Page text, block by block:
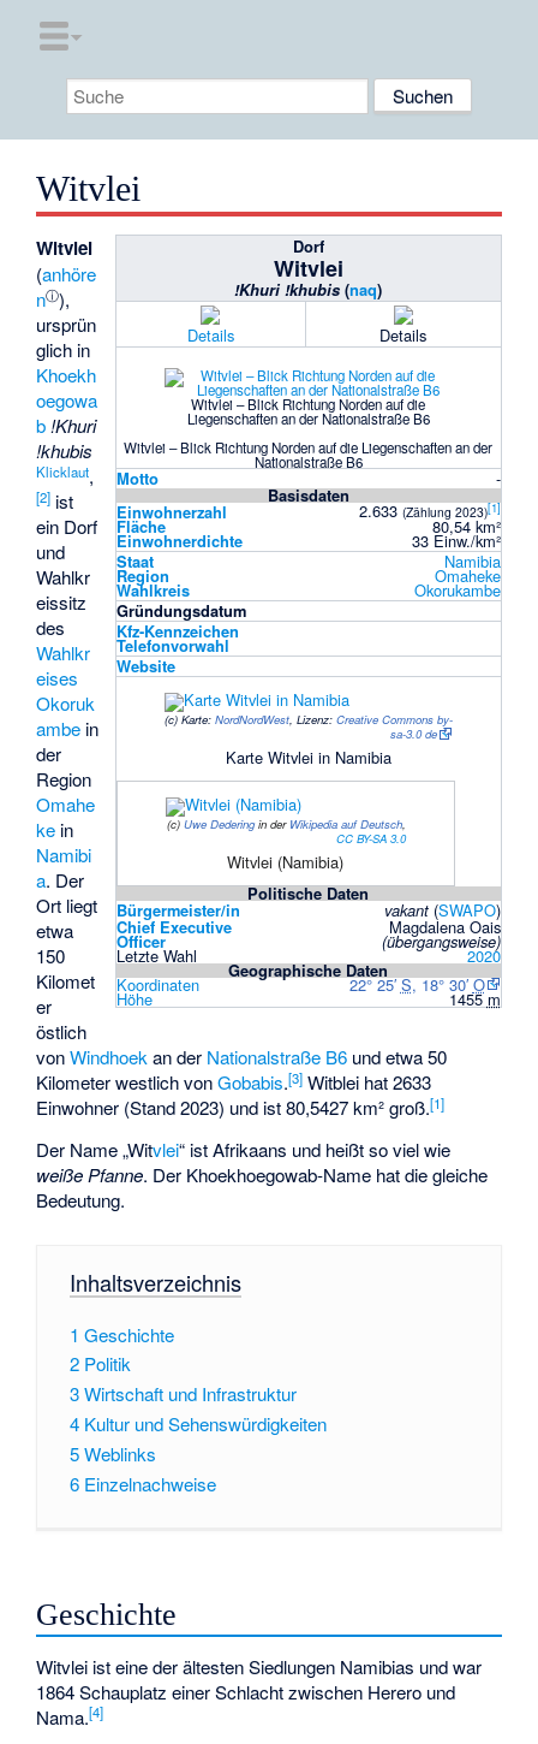
Witvlei
Dorf
Witvlei
!Khuri !khubis (naq)
Details
Details
Witvlei – Blick Richtung Norden auf die
Liegenschaften an der Nationalstraße B6
Witvlei – Blick Richtung Norden auf die Liegenschaften an der
Nationalstraße B6
Motto -
Basisdaten
Einwohnerzahl
Fläche
Einwohnerdichte
2.633 (Zählung 2023)[1]
80,54 km²
33 Einw./km²
Staat
Region
Wahlkreis
Namibia
Omaheke
Okorukambe
Gründungsdatum
Kfz-Kennzeichen
Telefonvorwahl
Website
(c) Karte: NordNordWest, Lizenz: Creative Commons by-
sa-3.0 de
Karte Witvlei in Namibia
(c) Uwe Dederingin der Wikipedia auf Deutsch,
CC BY-SA 3.0
Witvlei (Namibia)
Politische Daten
Bürgermeister/in vakant(SWAPO)
Chief Executive
Officer
Magdalena Oais
(übergangsweise)
Letzte Wahl 2020
Geographische Daten
Koordinaten 22° 25′S,18° 30′O
Höhe 1455 m
Witvlei
(anhöre
nⓘ),
ursprün
glich in
Khoekh
oegowa
b !Khuri
!khubis
Klicklaut,
[2] ist
ein Dorf
und
Wahlkr
eissitz
des
Wahlkr
eises
Okoruk
ambe in
der
Region
Omahe
ke in
Namibi
a. Der
Ort liegt
etwa
150
Kilomet
er
östlich
vonWindhoekan der Nationalstraße B6 und etwa 50
Kilometer westlich vonGobabis.[3] Witblei hat 2633
Einwohner (Stand 2023) und ist 80,5427 km² groß.[1]
Der Name „Witvlei“ ist Afrikaans und heißt so viel wie
weiße Pfanne. Der Khoekhoegowab-Name hat die gleiche
Bedeutung.
Inhaltsverzeichnis
1 Geschichte
2 Politik
3Wirtschaft und Infrastruktur
4 Kultur und Sehenswürdigkeiten
5Weblinks
6 Einzelnachweise
Geschichte
Witvlei ist eine der ältesten Siedlungen Namibias und war
1864 Schauplatz einer Schlacht zwischen Herero und
Nama.[4]